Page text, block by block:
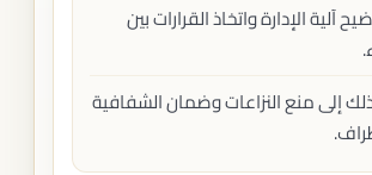
آلية الإدارة واتخاذ القرارات بين
إلى منع النزاعات وضمان الشفافية